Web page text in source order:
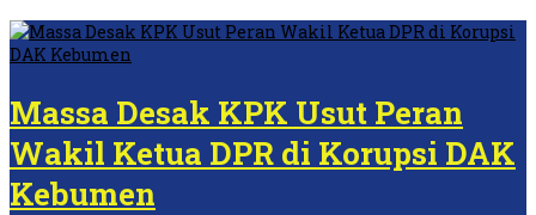
Massa Desak KPK Usut Peran
Wakil Ketua DPR di Korupsi DAK
Kebumen